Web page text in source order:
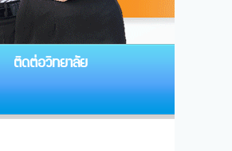
ติดต่อวิทยาลัย